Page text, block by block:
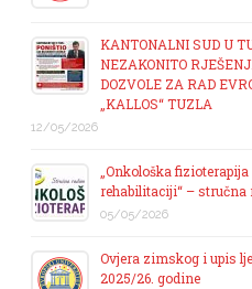
KANTONALNI SUD U
NEZAKONITO
DOZVOLE ZA RAD
„KALLOS“ TUZLA
12/05/2026
„Onkološka
rehabilitaciji“ – stručna
05/05/2026
Ovjera zimskog i upis
2025/26. godine